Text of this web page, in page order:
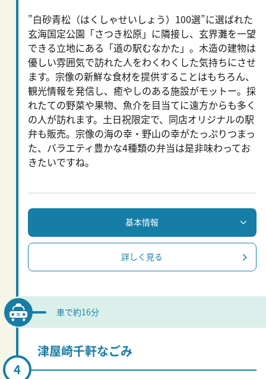
”白砂青松（はくしゃせいしょう）100選”に選ばれた
玄海国定公園「さつき松原」に隣接し、玄界灘を一望
できる立地にある「道の駅むなかた」。木造の建物は
優しい雰囲気で訪れた人をわくわくした気持ちにさせ
ます。宗像の新鮮な食材を提供することはもちろん、
観光情報を発信し、癒やしのある施設がモットー。採
れたての野菜や果物、魚介を目当てに遠方からも多く
の人が訪れます。土日祝限定で、同店オリジナルの駅
弁も販売。宗像の海の幸・野山の幸がたっぷりつまっ
た、バラエティ豊かな4種類の弁当は是非味わってお
きたいですね。
基本情報
詳しく見る
車で約16分
津屋崎千軒なごみ